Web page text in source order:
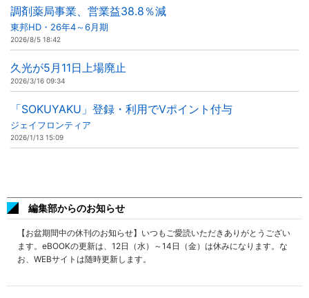
調剤薬局事業、営業益38.8％減
東邦HD・26年4～6月期
2026/8/5 18:42
久光が5月11日上場廃止
2026/3/16 09:34
「SOKUYAKU」登録・利用でVポイント付与
ジェイフロンティア
2026/1/13 15:09
編集部からのお知らせ
【お盆期間中の休刊のお知らせ】いつもご愛読いただきありがとうござい
ます。eBOOKの更新は、12日（水）～14日（金）は休みになります。な
お、WEBサイトは随時更新します。